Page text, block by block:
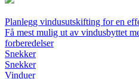
Planlegg vindusutskifting for en
Få mest mulig ut av vindusbyttet
forberedelser
Snekker
Snekker
Vinduer